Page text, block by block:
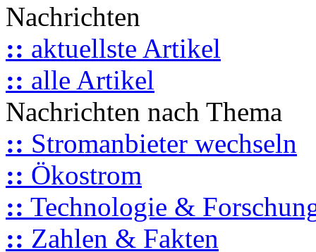
Nachrichten
:: aktuellste Artikel
:: alle Artikel
Nachrichten nach Thema
:: Stromanbieter wechseln
:: Ökostrom
:: Technologie &
:: Zahlen & Fakten